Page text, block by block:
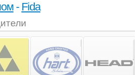
- Fida